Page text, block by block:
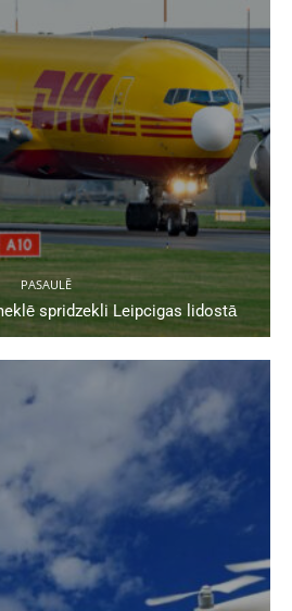
PASAULĒ
spridzekli Leipcigas lidostā